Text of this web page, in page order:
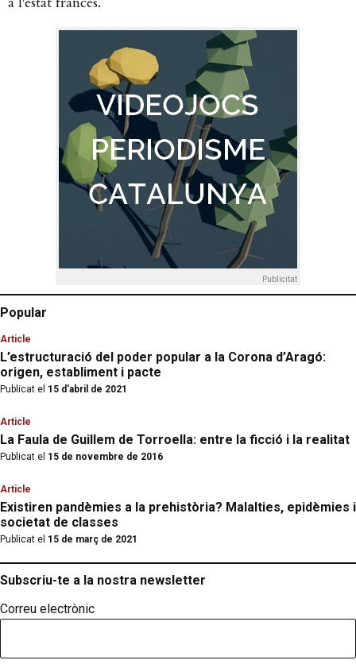
Publicitat
Popular
Article
L’estructuració del poder popular a la Corona d’Aragó:
origen, establiment i pacte
Publicat el 15 d'abril de 2021
Article
La Faula de Guillem de Torroella: entre la ficció i la realitat
Publicat el 15 de novembre de 2016
Article
Existiren pandèmies a la prehistòria? Malalties, epidèmies i
societat de classes
Publicat el 15 de març de 2021
Subscriu-te a la nostra newsletter
Correu electrònic